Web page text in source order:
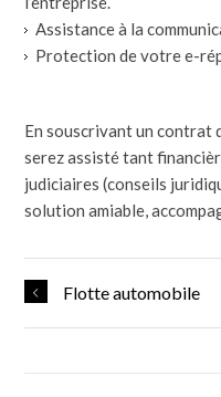
Assistance à la
Protection de votre e-
En souscrivant un contrat
serez assisté tant
judiciaires (conseils
solution amiable,
Flotte automobile